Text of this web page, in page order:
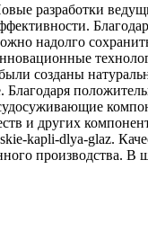
разработки
надолго
созданы
Благодаря
и других
kapli-dlya-glaz.